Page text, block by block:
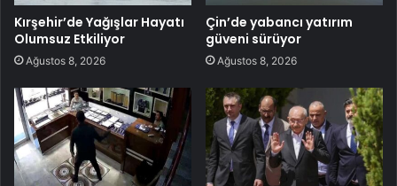
Kırşehir’de Yağışlar Hayatı
Olumsuz Etkiliyor
Ağustos 8, 2026
Çin’de yabancı yatırım
güveni sürüyor
Ağustos 8, 2026